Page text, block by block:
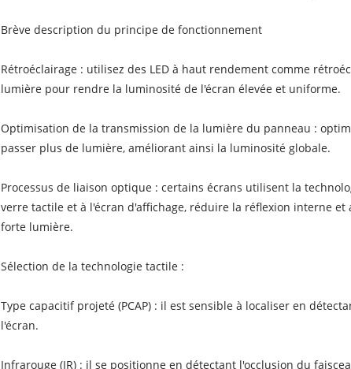
Brève description du principe de fonctionnement
Rétroéclairage : utilisez des LED à haut rendement comme
lumière pour rendre la luminosité de l'écran élevée et uniforme.
Optimisation de la transmission de la lumière du panneau :
passer plus de lumière, améliorant ainsi la luminosité globale.
Processus de liaison optique : certains écrans utilisent la
verre tactile et à l'écran d'affichage, réduire la réflexion interne
forte lumière.
Sélection de la technologie tactile :
Type capacitif projeté (PCAP) : il est sensible à localiser en
l'écran.
Infrarouge (IR) : il se positionne en détectant l'occlusion du